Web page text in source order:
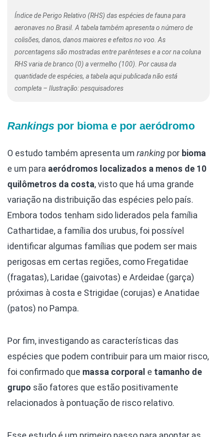
Índice de Perigo Relativo (RHS) das espécies de fauna para
aeronaves no Brasil. A tabela também apresenta o número de
colisões, danos, danos maiores e efeitos no voo. As
porcentagens são mostradas entre parênteses e a cor na coluna
RHS varia de branco (0) a vermelho (100). Por causa da
quantidade de espécies, a tabela aqui publicada não está
completa – Ilustração: pesquisadores
Rankings por bioma e por aeródromo
O estudo também apresenta um ranking por bioma
e um para aeródromos localizados a menos de 10
quilômetros da costa, visto que há uma grande
variação na distribuição das espécies pelo país.
Embora todos tenham sido liderados pela família
Cathartidae, a família dos urubus, foi possível
identificar algumas famílias que podem ser mais
perigosas em certas regiões, como Fregatidae
(fragatas), Laridae (gaivotas) e Ardeidae (garça)
próximas à costa e Strigidae (corujas) e Anatidae
(patos) no Pampa.
Por fim, investigando as características das
espécies que podem contribuir para um maior risco,
foi confirmado que massa corporal e tamanho de
grupo são fatores que estão positivamente
relacionados à pontuação de risco relativo.